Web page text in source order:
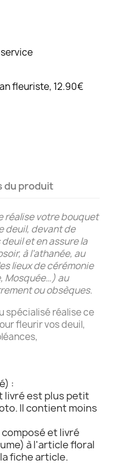
fleuriste, 12.90€
du produit
réalise votre bouquet
deuil, devant de
et en assure la
à l’athanée, au
lieux de cérémonie
Mosquée…) au
ou obsèques.
spécialisé réalise ce
fleurir vos deuil,
:
livré est plus petit
Il contient moins
et livré
à l'article floral
fiche article.